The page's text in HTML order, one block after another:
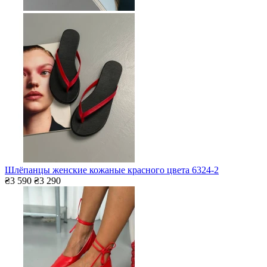
Шлёпанцы женские кожаные красного цвета 6324-2
₴3 590 ₴3 290